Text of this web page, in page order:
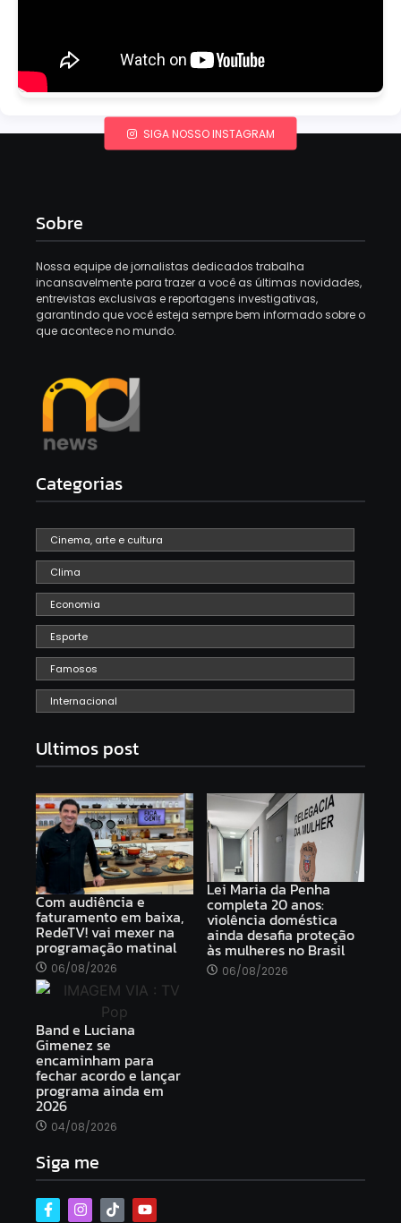
SIGA NOSSO INSTAGRAM
Sobre
Nossa equipe de jornalistas dedicados trabalha
incansavelmente para trazer a você as últimas novidades,
entrevistas exclusivas e reportagens investigativas,
garantindo que você esteja sempre bem informado sobre o
que acontece no mundo.
Categorias
Cinema, arte e cultura
Clima
Economia
Esporte
Famosos
Internacional
Ultimos post
Com audiência e
faturamento em baixa,
RedeTV! vai mexer na
programação matinal
06/08/2026
Lei Maria da Penha
completa 20 anos:
violência doméstica
ainda desafia proteção
às mulheres no Brasil
06/08/2026
Band e Luciana
Gimenez se
encaminham para
fechar acordo e lançar
programa ainda em
2026
04/08/2026
Siga me